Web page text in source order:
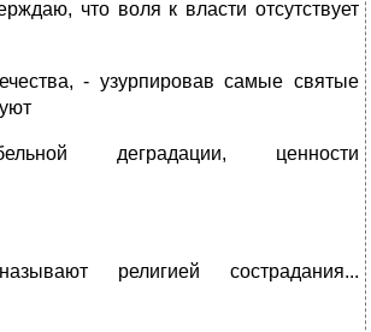
что воля к власти отсутствует
- узурпировав самые святые
деградации, ценности
религией сострадания...